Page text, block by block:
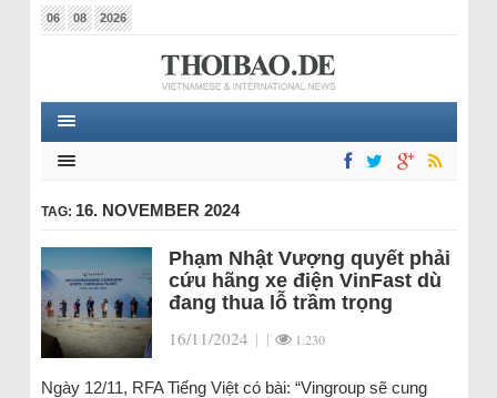
06 08 2026
TAG: 16. NOVEMBER 2024
Phạm Nhật Vượng quyết phải
cứu hãng xe điện VinFast dù
đang thua lỗ trầm trọng
16/11/2024 | | 1.230
Ngày 12/11, RFA Tiếng Việt có bài: “Vingroup sẽ cung